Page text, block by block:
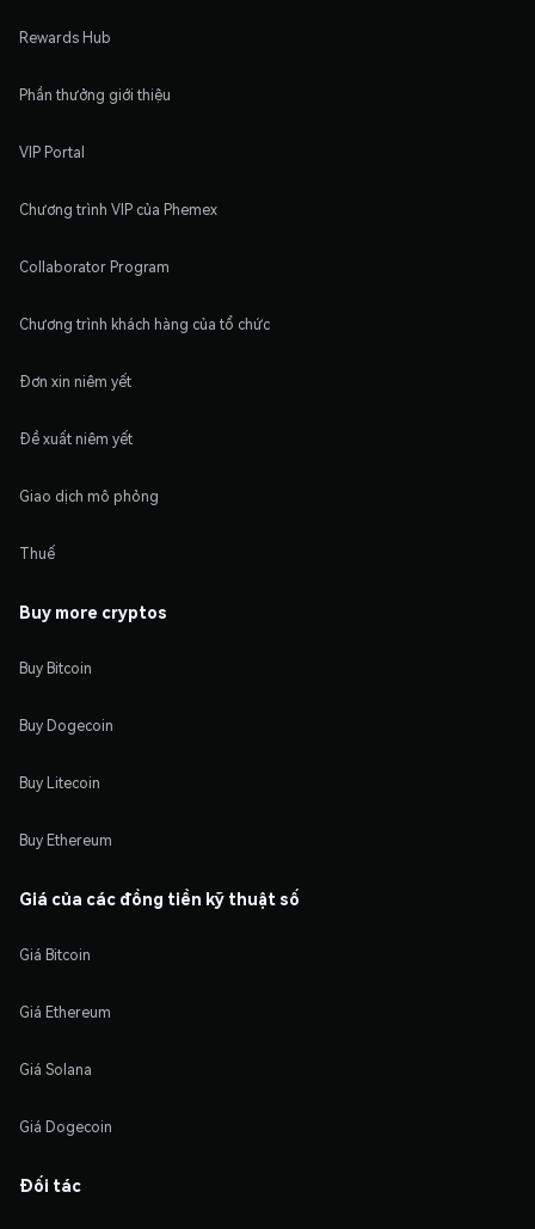
Rewards Hub
Phần thưởng giới thiệu
VIP Portal
Chương trình VIP của Phemex
Collaborator Program
Chương trình khách hàng của tổ chức
Đơn xin niêm yết
Đề xuất niêm yết
Giao dịch mô phỏng
Thuế
Buy more cryptos
Buy Bitcoin
Buy Dogecoin
Buy Litecoin
Buy Ethereum
Giá của các đồng tiền kỹ thuật số
Giá Bitcoin
Giá Ethereum
Giá Solana
Giá Dogecoin
Đối tác